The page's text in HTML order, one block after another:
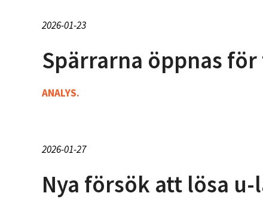
2026-01-23
Spärrarna öppnas
ANALYS.
2026-01-27
Nya försök att lösa